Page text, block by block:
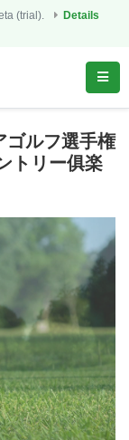
(trial).
Details
ゴルフ選手権
トリー俱楽